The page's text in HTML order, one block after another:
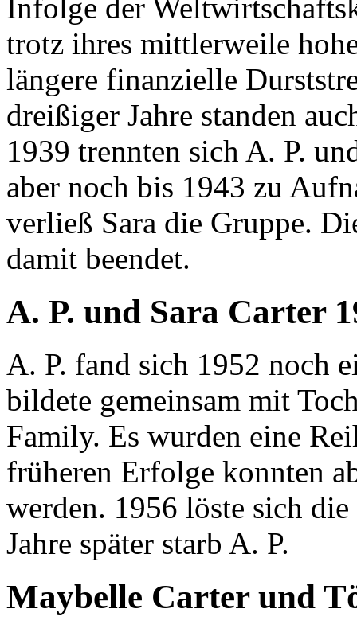
Infolge der
trotz ihres mittlerweile
längere finanzielle
dreißiger Jahre standen
1939 trennten sich A. P.
aber noch bis 1943 zu
verließ Sara die Gruppe.
damit beendet.
A. P. und Sara Carter
A. P. fand sich 1952 noch
bildete gemeinsam mit
Family. Es wurden eine
früheren Erfolge konnten
werden. 1956 löste sich
Jahre später starb A. P.
Maybelle Carter und